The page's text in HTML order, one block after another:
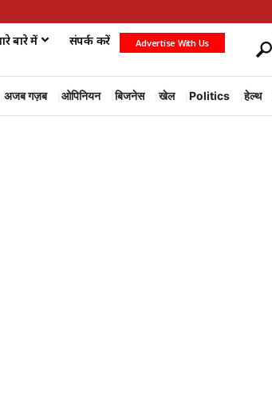
बारे में संपर्क करें Advertise With Us
अजब गज़ब ओपिनियन बिजनेस खेल Politics हेल्थ